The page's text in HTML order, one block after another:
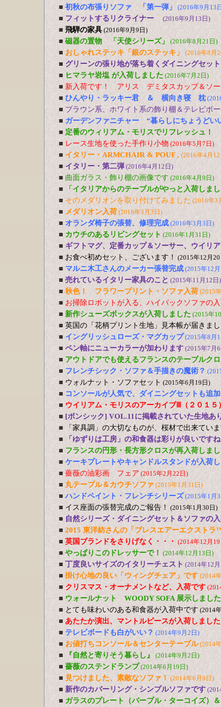
■ 初秋の布張りソファ 「第一弾」 (2016年9月13
■ フィットするリクライナー (2016年9月13日)
■ 飛騨の家具 (2016年9月9日)
■ 磁器の置物 「天使シリーズ」 (2016年8月21日)
■ おしゃれステッキ「銀のステッキ」 (2016年8月
■ グリーンの張り地が落ち着くダイニングセッ
■ ヒマラヤ岩塩 が入荷しました (2016年7月2日)
■ 新入荷です！ アリス デミタスカップ＆ソ
■ ひんやり・ラッキー君 ＆ 横向き寝 枕
■ ブラウン系、ホワイト系の飾り棚＆テレビボ
■ ガーデンファニチャー “暮らしにちょうど
■ 定番のウィリアム・モリスでリフレッシュ！
■ レース生地を使った手作り小物 (2016年5月7日)
■ イタリー・ARMCHAIR & POUF , (2016年4月
■ イタリー・第二弾 (2016年4月12日)
■ 曲面ガラス・飾り棚の画像です (2016年4月9日)
■
「イタリアからのテーブルがやっと入荷しま
■ そのメダリオンを取り付けてみました (2016年3
■ メダリオン入荷 (2016年3月3日)
■ オランダ椅子の張替、修理完成 (2016年3月3日)
■ カウチのあるリビングセット (2016年1月31日)
■ ギフトマグ、定番カップ＆ソーサー、ウイリ
■ お食べ初めセット、ございます！ (2015年12月
■ マルニ木工さんのメーカー張替完成 (2015年12
■ 売れているイタリー家具のこと (2015年11月12日)
■ 秋色！ フラワープリント・ソファ入荷 (2015
■ お掃除ロボットが入る、ハイバックソファの
■ 新作シューズボックスが入荷しました (2015年
■ 英国の「花柄プリント生地」見本帳が届きま
■ イングリッシュローズ・マグカップ (2015年8月
■ ペン軸にニューカラーが加わります (2015年7月
■ アウトドアでも使えるフランスのテーブルク
■ フレンチシック・ソファ＆手描きの魔術？
■ ウォルナット・ソファセット (2015年6月19日)
■ コンソールが人気で、ダイニングセットも追
■ ウイリアム・モリスのアーカイブⅢ（２０１５
■ [ボンシック] VOL.11に掲載されていた生地あ
■
「家具調」の大切なものが、桜材で出来てい
■
「ゆずりは工房」の和食器は彩りが良いです
■ フランスの円形・長方形クロスが再入荷しま
■ ケーキプレートやキャンドルスタンドが入荷
■ 薔薇の油彩画 フェア (2015年2月22日)
■ 丸テーブル＆カウチソファ (2015年1月31日)
■ ハンドペイント・フレンチシリーズ (2015年1月
■ イス座面の張替完成のご報告！ (2015年1月30日)
■ 自然シリーズ・ダイニングセット＆ソファの
■ 2015 東洋紡さんの「ブレスエアーエクスト
■ 英国ブランドをさりげなく・・・ (2014年12月
■ やっぱりこのドレッサーで！ (2014年12月13日)
■ 丁度良いサイズのイタリーチェスト (2014年12
■ 掛け心地の良い「ウィングチェア」です (2014
■ クリスマス・オーナメントなど、入荷です
■ ウォールナット WOODY SOFA 展示しました
■ とても味わいのある和食器が入荷中です (2014
■ あたたか演出、マントルピースが入荷しまし
■ テレビボードも白がいい？ (2014年9月2日)
■ お値打ちコンソール＆センターテーブル(2014
■ 『自然と寄りそう暮らし』 (2014年9月2日)
■ 薔薇のステンドランプ (2014年6月19日)
■ 見つけました、素敵なソファ！ (2014年6月9日)
■ 新作のカバーリング・シンプルソファです
■ ガラスのプレート（パープル・ターコイズ）